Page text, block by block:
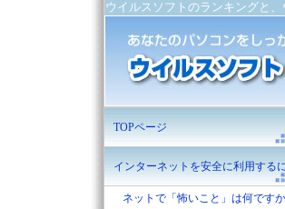
ウイルスソフトのランキングと
TOPページ
インターネットを安全に利用する
ネットで「怖いこと」は何です